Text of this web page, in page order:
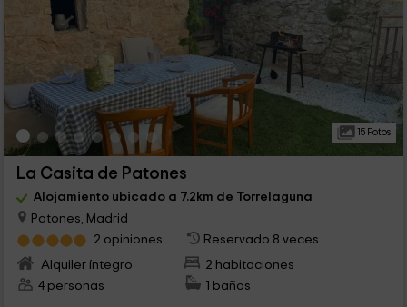
15 Fotos
La Casita de Patones
Alojamiento ubicado a 7.2km de Torrelaguna
Patones, Madrid
2 opiniones
Reservado 8 veces
Alquiler íntegro
2 habitaciones
4 personas
1 baños